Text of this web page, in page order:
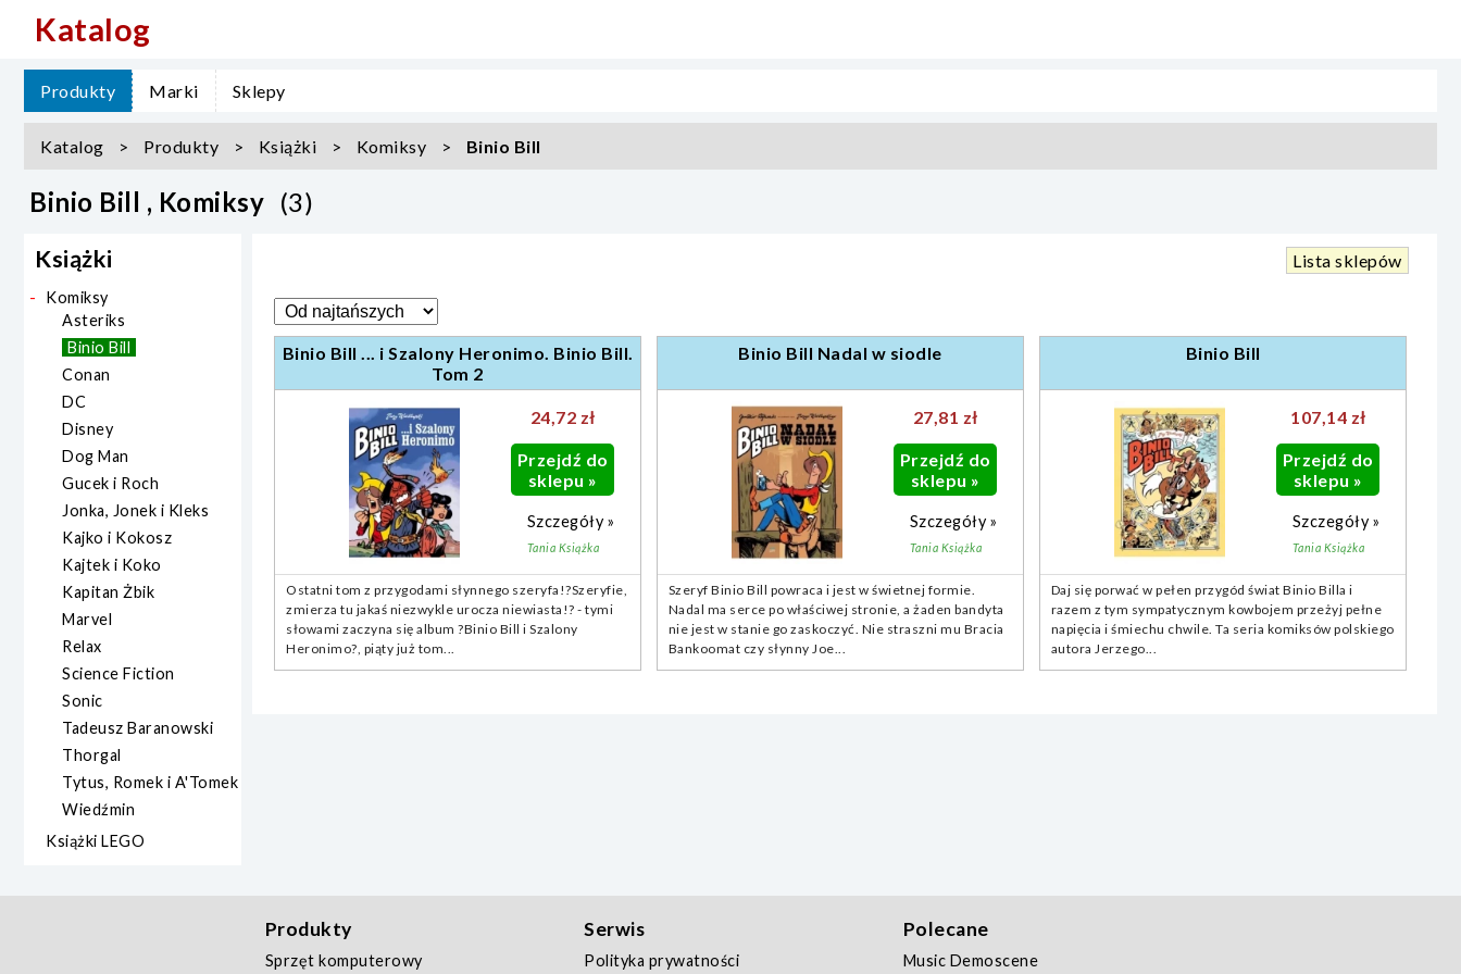
Katalog
Produkty Marki Sklepy
Katalog Produkty Książki Komiksy Binio Bill
Binio Bill , Komiksy (3)
Książki
Komiksy
Asteriks
Binio Bill
Conan
DC
Disney
Dog Man
Gucek i Roch
Jonka, Jonek i Kleks
Kajko i Kokosz
Kajtek i Koko
Kapitan Żbik
Marvel
Relax
Science Fiction
Sonic
Tadeusz Baranowski
Thorgal
Tytus, Romek i A'Tomek
Wiedźmin
Książki LEGO
Lista sklepów
Binio Bill ... i Szalony Heronimo. Binio Bill.
Tom 2
24,72 zł
Przejdź do
sklepu »
Szczegóły »
Tania Książka
Ostatni tom z przygodami słynnego szeryfa!?Szeryfie,
zmierza tu jakaś niezwykle urocza niewiasta!? - tymi
słowami zaczyna się album ?Binio Bill i Szalony
Heronimo?, piąty już tom...
Binio Bill Nadal w siodle
27,81 zł
Przejdź do
sklepu »
Szczegóły »
Tania Książka
Szeryf Binio Bill powraca i jest w świetnej formie.
Nadal ma serce po właściwej stronie, a żaden bandyta
nie jest w stanie go zaskoczyć. Nie straszni mu Bracia
Bankoomat czy słynny Joe...
Binio Bill
107,14 zł
Przejdź do
sklepu »
Szczegóły »
Tania Książka
Daj się porwać w pełen przygód świat Binio Billa i
razem z tym sympatycznym kowbojem przeżyj pełne
napięcia i śmiechu chwile. Ta seria komiksów polskiego
autora Jerzego...
Produkty
Sprzęt komputerowy
Serwis
Polityka prywatności
Polecane
Music Demoscene